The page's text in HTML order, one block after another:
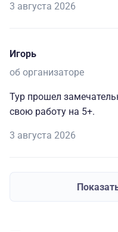
3 августа 2026
Игорь
об организаторе
Тур прошел
свою работу на 5+.
3 августа 2026